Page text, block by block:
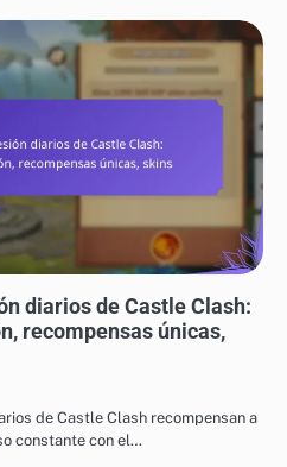
diarios de Castle Clash:
recompensas únicas,
de Castle Clash recompensan a
constante con el…